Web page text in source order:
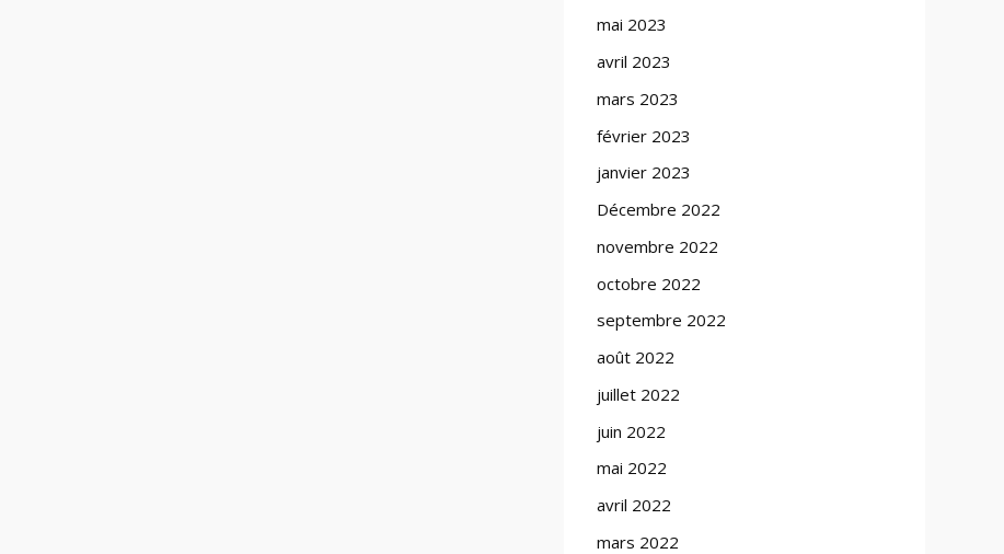
mai 2023
avril 2023
mars 2023
février 2023
janvier 2023
Décembre 2022
novembre 2022
octobre 2022
septembre 2022
août 2022
juillet 2022
juin 2022
mai 2022
avril 2022
mars 2022